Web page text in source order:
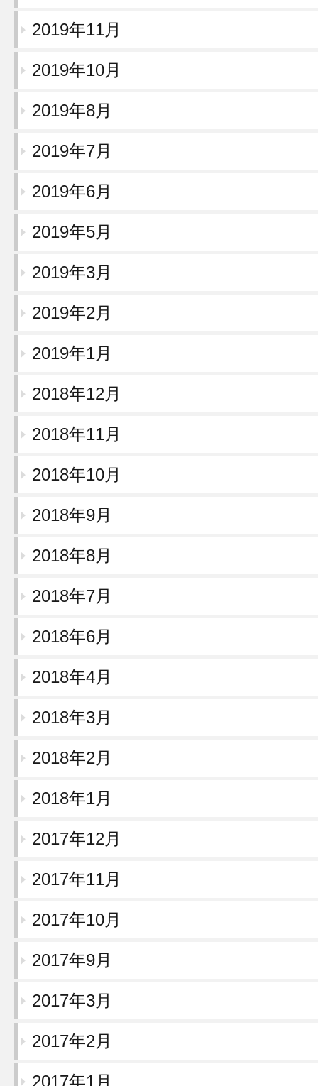
2019年11月
2019年10月
2019年8月
2019年7月
2019年6月
2019年5月
2019年3月
2019年2月
2019年1月
2018年12月
2018年11月
2018年10月
2018年9月
2018年8月
2018年7月
2018年6月
2018年4月
2018年3月
2018年2月
2018年1月
2017年12月
2017年11月
2017年10月
2017年9月
2017年3月
2017年2月
2017年1月